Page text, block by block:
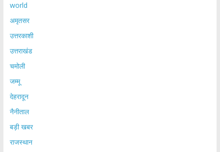
world
अमृतसर
उत्तरकाशी
उत्तराखंड
चमोली
जम्मू
देहरादून
नैनीताल
बड़ी खबर
राजस्थान